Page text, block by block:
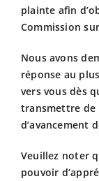
plainte afin
Commission
Nous avons
réponse au
vers vous dès
transmettre de
d’avancement
Veuillez noter
pouvoir